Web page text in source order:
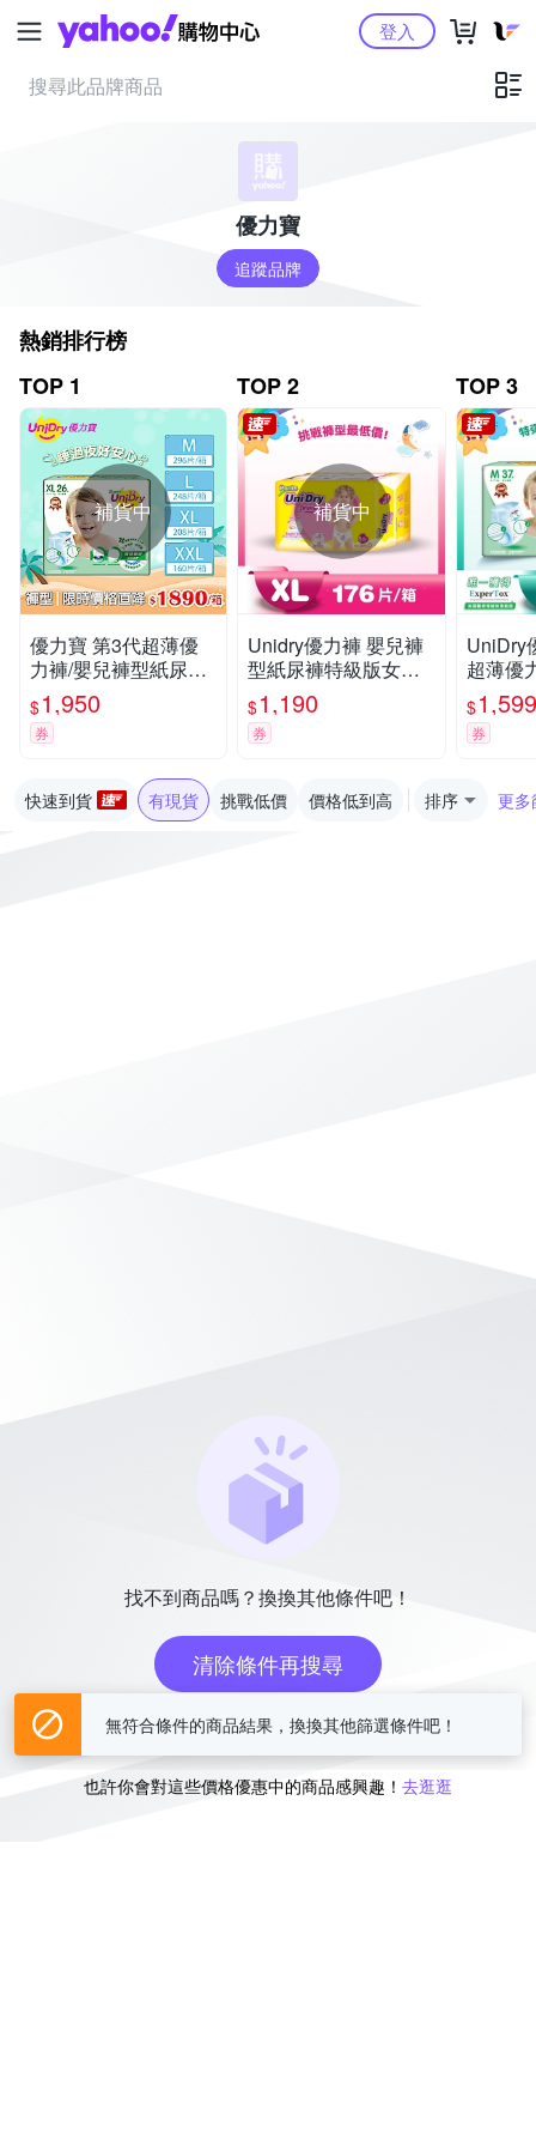
Yahoo購物中心登入
優力寶
追蹤品牌
熱銷排行榜
TOP 1
補貨中
優力寶 第3代超薄優
力褲/嬰兒褲型紙尿褲/
箱購( 多尺寸可選)
$1,950
券
TOP 2
補貨中
Unidry優力褲 嬰兒褲
型紙尿褲特級版女生
版XL(22片x8包/箱)(嬰
兒紙尿褲 褲型紙尿褲)
$1,190
券
TOP 3
UniDry
超薄優
褲M37
$1,599
券
快速到貨 有現貨 挑戰低價 價格低到高 排序 更多
找不到商品嗎？換換其他條件吧！
清除條件再搜尋
或
也許你會對這些價格優惠中的商品感興趣！ 去逛逛
無符合條件的商品結果，換換其他篩選條件吧！